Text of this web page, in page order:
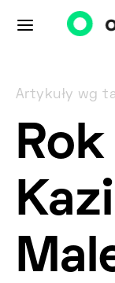
Artykuły wg
Rok